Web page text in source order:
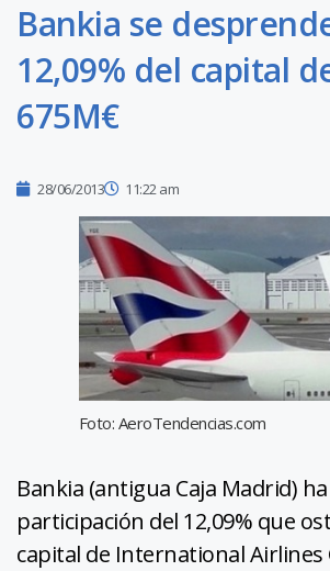
Bankia se
12,09% del capital
675M€
28/06/2013 11:22 am
Foto: AeroTendencias.com
Bankia (antigua Caja Madrid)
participación del 12,09% que
capital de International Airlines